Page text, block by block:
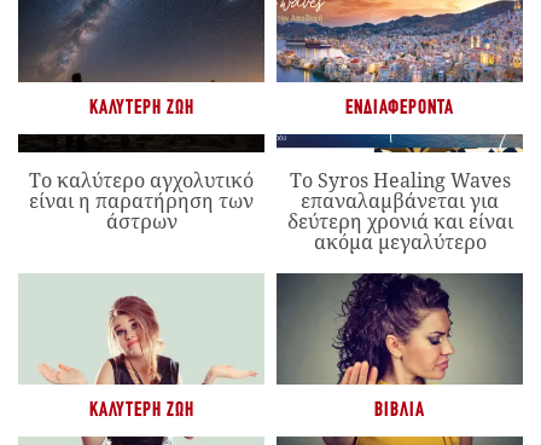
ΚΑΛΎΤΕΡΗ ΖΩΉ
Το καλύτερο αγχολυτικό
είναι η παρατήρηση των
άστρων
ΕΝΔΙΑΦΈΡΟΝΤΑ
Το Syros Healing Waves
επαναλαμβάνεται για
δεύτερη χρονιά και είναι
ακόμα μεγαλύτερο
ΚΑΛΎΤΕΡΗ ΖΩΉ ΒΙΒΛΊΑ